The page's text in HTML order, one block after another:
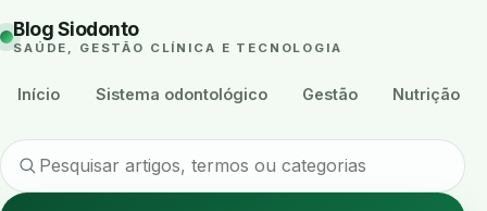
Blog Siodonto
SAÚDE, GESTÃO CLÍNICA E TECNOLOGIA
Início Sistema odontológico Gestão Nutrição